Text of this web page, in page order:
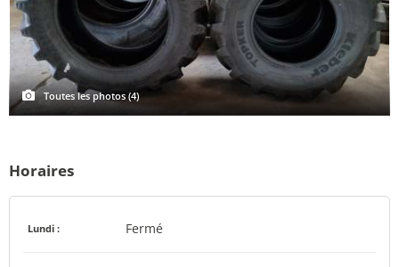
Toutes les photos (4)
Horaires
Lundi : Fermé